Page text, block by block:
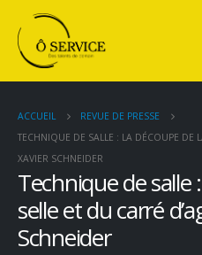
ACCUEIL
REVUE DE PRESSE
TECHNIQUE DE SALLE : LA DÉCOUPE DE
XAVIER SCHNEIDER
Technique de salle
selle et du carré
Schneider